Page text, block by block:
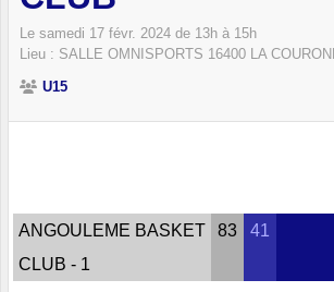
Le samedi 17 févr. 2024 de 13h à 15h
Lieu : SALLE OMNISPORTS 16400 LA
U15
ANGOULEME BASKET
CLUB - 1
83 41